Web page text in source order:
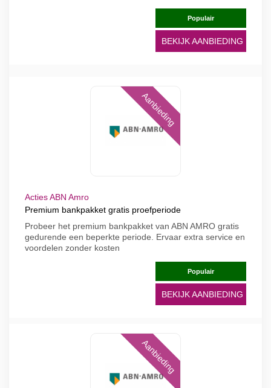
Populair
BEKIJK AANBIEDING
Aanbieding
Acties ABN Amro
Premium bankpakket gratis proefperiode
Probeer het premium bankpakket van ABN AMRO gratis
gedurende een beperkte periode. Ervaar extra service en
voordelen zonder kosten
Populair
BEKIJK AANBIEDING
Aanbieding